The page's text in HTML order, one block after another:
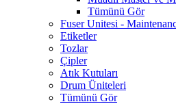
Tümünü Gör
Fuser Unitesi -
Etiketler
Tozlar
Çipler
Atık Kutuları
Drum Üniteleri
Tümünü Gör